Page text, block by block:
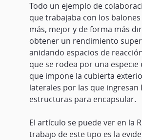
Todo un ejemplo de
que trabajaba con los
más, mejor y de forma más
obtener un rendimiento
anidando espacios de
que se rodea por una
que impone la cubierta
laterales por las que
estructuras para encapsular.
El artículo se puede ver en la
trabajo de este tipo es la